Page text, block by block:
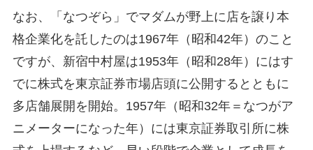
なお、「なつぞら」でマダムが野上に店を譲り本
格企業化を託したのは1967年（昭和42年）のこと
ですが、新宿中村屋は1953年（昭和28年）にはす
でに株式を東京証券市場店頭に公開するとともに
多店舗展開を開始。1957年（昭和32年＝なつがア
ニメーターになった年）には東京証券取引所に株